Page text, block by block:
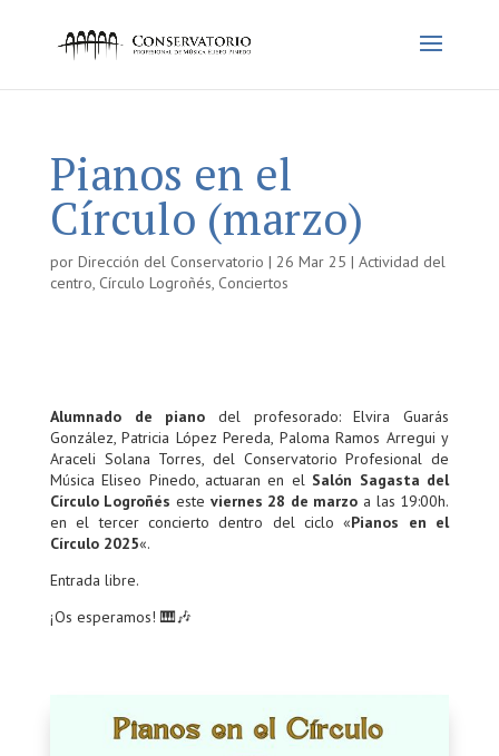
Pianos en el
Círculo (marzo)
por Dirección del Conservatorio | 26 Mar 25 | Actividad del
centro, Círculo Logroñés, Conciertos
Alumnado de piano del profesorado: Elvira Guarás
González, Patricia López Pereda, Paloma Ramos Arregui y
Araceli Solana Torres, del Conservatorio Profesional de
Música Eliseo Pinedo, actuaran en el Salón Sagasta del
Círculo Logroñés este viernes 28 de marzo a las 19:00h.
en el tercer concierto dentro del ciclo «Pianos en el
Círculo 2025«.
Entrada libre.
¡Os esperamos! 🎹🎶